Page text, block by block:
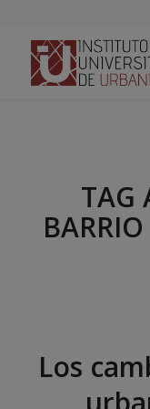
TAG
Los